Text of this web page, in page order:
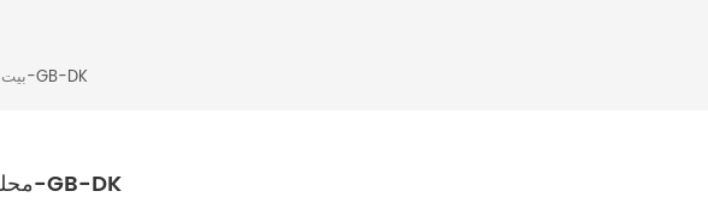
بيتمحلل غاز مساحة الرأس-GB-DK
محلل غاز مساحة الرأس-GB-DK